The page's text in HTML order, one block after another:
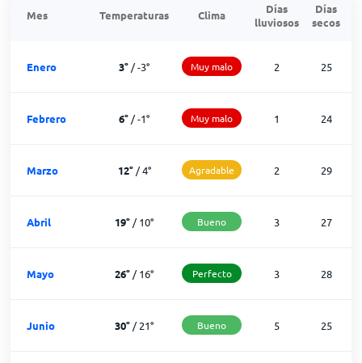
Mes Temperaturas Clima
Días
lluviosos
Días
secos
Enero 3° /-3° Muy malo 2 25
Febrero 6° /-1° Muy malo 1 24
Marzo 12°/4° Agradable 2 29
Abril 19° /10° Bueno 3 27
Mayo 26° /16° Perfecto 3 28
Junio 30° /21° Bueno 5 25